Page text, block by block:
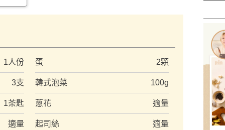
1人份 蛋 2顆
3支 韓式泡菜 100g
1茶匙 蔥花 適量
適量 起司絲 適量